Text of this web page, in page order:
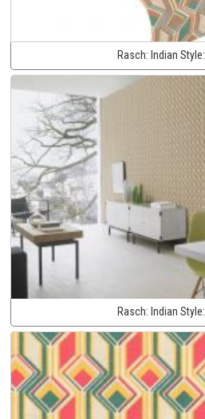
Rasch: Indian Style:
Rasch: Indian Style: